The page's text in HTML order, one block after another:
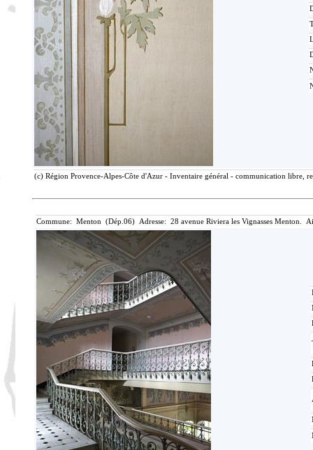
(c) Région Provence-Alpes-Côte d'Azur - Inventaire général - communication libre,
Commune: Menton (Dép.06) Adresse: 28 avenue Riviera les Vignasses Menton.